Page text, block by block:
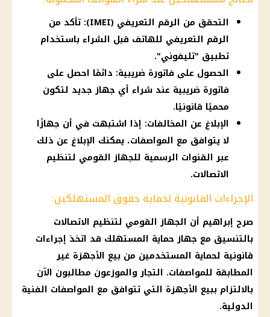
التحقق من الرقم التعريفي (IMEI): تأكد من
الرقم التعريفي للهاتف قبل الشراء باستخدام
تطبيق "تليفوني".
الحصول على فاتورة ضريبية: دائمًا احصل على
فاتورة ضريبية عند شراء أي جهاز جديد لتكون
محميًا قانونيًا.
الإبلاغ عن المخالفات: إذا اشتبهت في أن جهازًا
لا يتوافق مع المواصفات، يمكنك الإبلاغ عن ذلك
عبر القنوات الرسمية للجهاز القومي لتنظيم
الاتصالات.
الإجراءات القانونية لحماية حقوق المستهلكين:
صرح إبراهيم أن الجهاز القومي لتنظيم الاتصالات
بالتنسيق مع جهاز حماية المستهلك قد اتخذ إجراءات
قانونية لحماية المستخدمين من بيع الأجهزة غير
المطابقة للمواصفات. التجار والموزعون مطالبون الآن
بالالتزام ببيع الأجهزة التي تتوافق مع المواصفات الفنية
الدولية.